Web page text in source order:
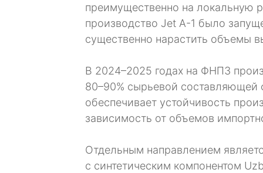
преимущественно на локальную
производство Jet A-1 было
существенно нарастить объемы
В 2024–2025 годах на ФНПЗ
80–90% сырьевой составляющей
обеспечивает устойчивость
зависимость от объемов
Отдельным направлением
с синтетическим компонентом